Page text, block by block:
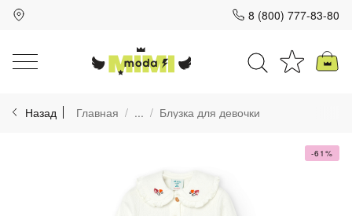
8 (800) 777-83-80
Назад Главная ... Блузка для девочки
-61%
Для клиентов всех банков
Разбейте
без переплат